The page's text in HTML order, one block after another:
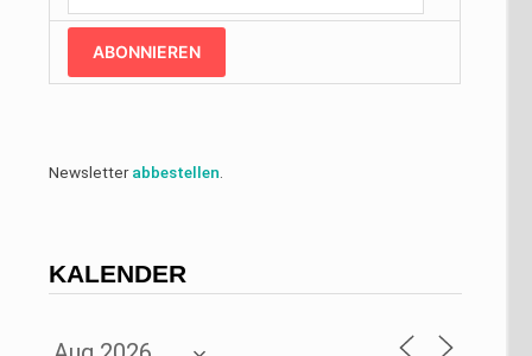
ABONNIEREN
Newsletterabbestellen
KALENDER